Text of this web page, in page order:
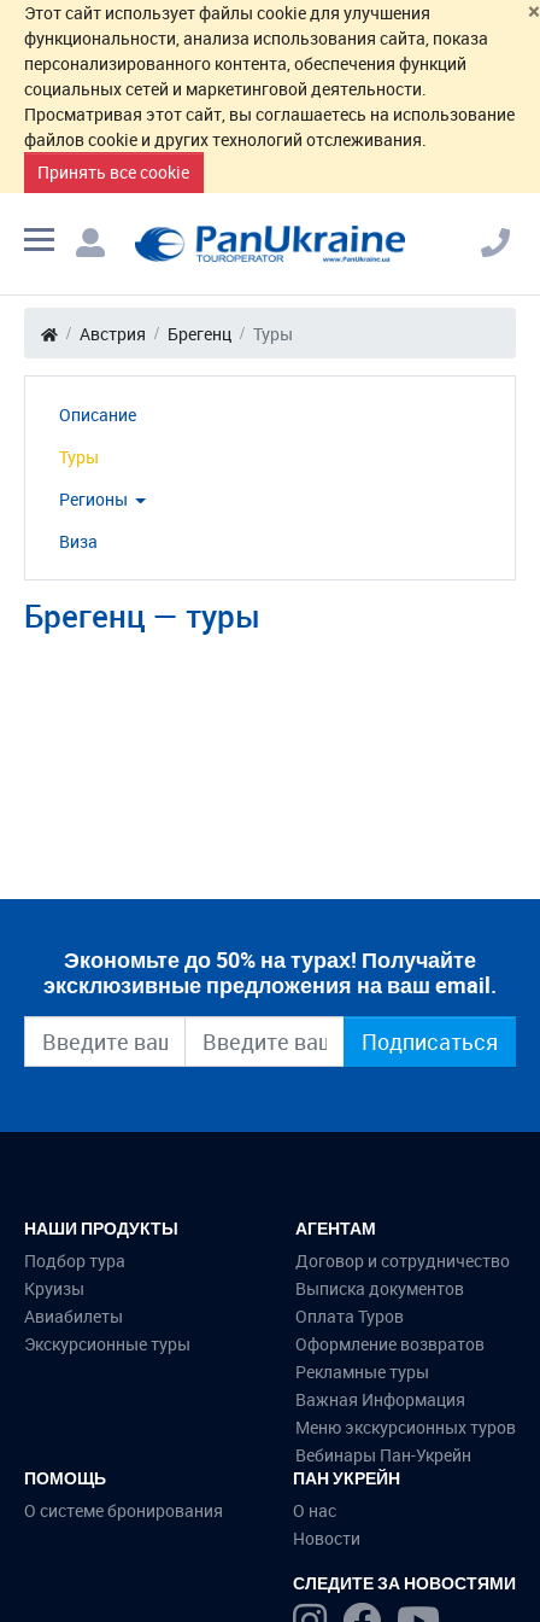
×
Этот сайт использует файлы cookie для улучшения
функциональности, анализа использования сайта, показа
персонализированного контента, обеспечения функций
социальных сетей и маркетинговой деятельности.
Просматривая этот сайт, вы соглашаетесь на использование
файлов cookie и других технологий отслеживания.
Принять все cookie
Австрия Брегенц Туры
Описание
Туры
Регионы
Виза
Брегенц — туры
Экономьте до 50% на турах! Получайте
эксклюзивные предложения на ваш email.
Подписаться
НАШИ ПРОДУКТЫ
Подбор тура
Круизы
Авиабилеты
Экскурсионные туры
АГЕНТАМ
Договор и сотрудничество
Выписка документов
Оплата Туров
Оформление возвратов
Рекламные туры
Важная Информация
Меню экскурсионных туров
Вебинары Пан-Укрейн
ПОМОЩЬ
О системе бронирования
ПАН УКРЕЙН
О нас
Новости
СЛЕДИТЕ ЗА НОВОСТЯМИ